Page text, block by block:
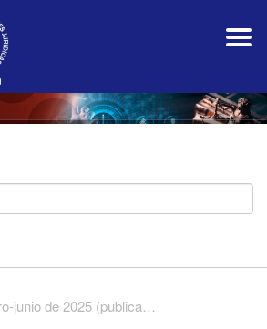
Vol. 13, núm. 27, enero-junio de 2025 (publicación continua)